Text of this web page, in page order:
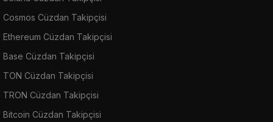
Cosmos Cüzdan Takipçisi
Ethereum Cüzdan Takipçisi
Base Cüzdan Takipçisi
TON Cüzdan Takipçisi
TRON Cüzdan Takipçisi
Bitcoin Cüzdan Takipçisi